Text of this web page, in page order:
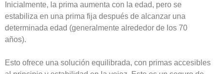
Inicialmente, la prima aumenta con la edad, pero se
estabiliza en una prima fija después de alcanzar una
determinada edad (generalmente alrededor de los 70
años).
Esto ofrece una solución equilibrada, con primas accesibles